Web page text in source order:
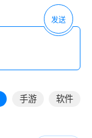
发送
手游 软件